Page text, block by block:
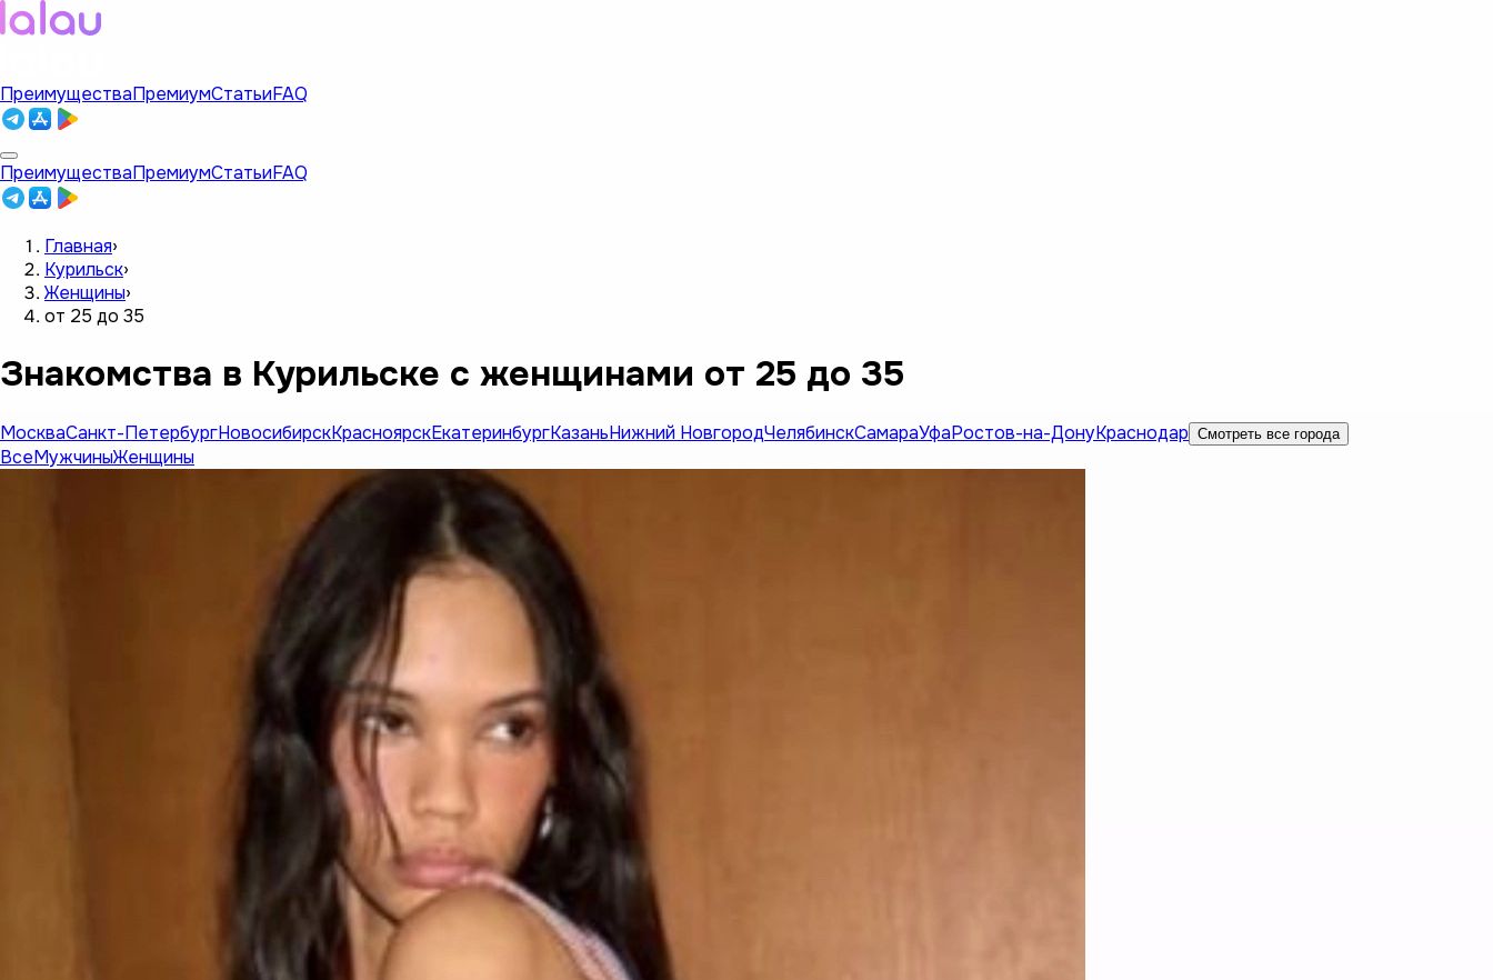
ПреимуществаПремиумСтатьиFAQ
ПреимуществаПремиумСтатьиFAQ
Главная›
Курильск›
Женщины›
от 25 до 35
Знакомства в Курильске с женщинами от 25 до 35
МоскваСанкт-ПетербургНовосибирскКрасноярскЕкатеринбургКазаньНижний НовгородЧелябинскСамараУфаРостов-на-ДонуКраснодар Смотреть все города
ВсеМужчиныЖенщины